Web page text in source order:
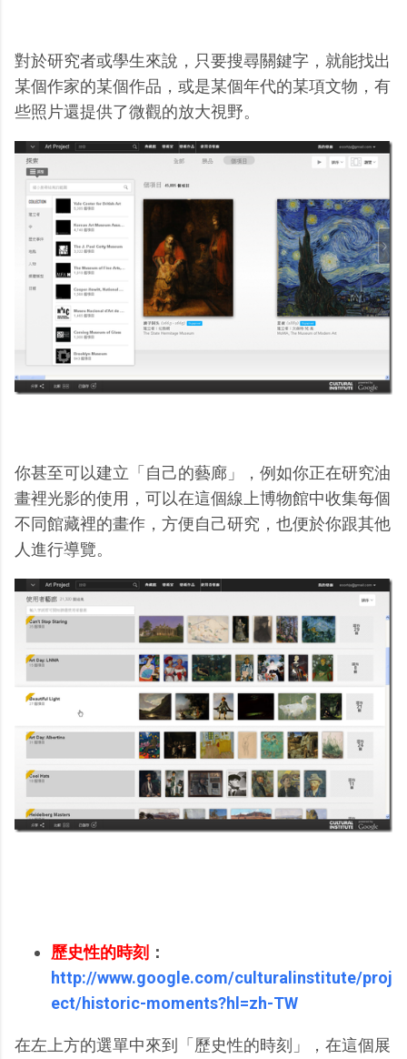
對於研究者或學生來說，只要搜尋關鍵字，就能找出
某個作家的某個作品，或是某個年代的某項文物，有
些照片還提供了微觀的放大視野。
你甚至可以建立「自己的藝廊」，例如你正在研究油
畫裡光影的使用，可以在這個線上博物館中收集每個
不同館藏裡的畫作，方便自己研究，也便於你跟其他
人進行導覽。
歷史性的時刻 ：
http://www.google.com/culturalinstitute/proj
ect/historic-moments?hl=zh-TW
在左上方的選單中來到「歷史性的時刻」，在這個展